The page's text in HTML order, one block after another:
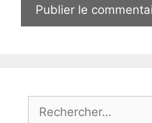
Rechercher :